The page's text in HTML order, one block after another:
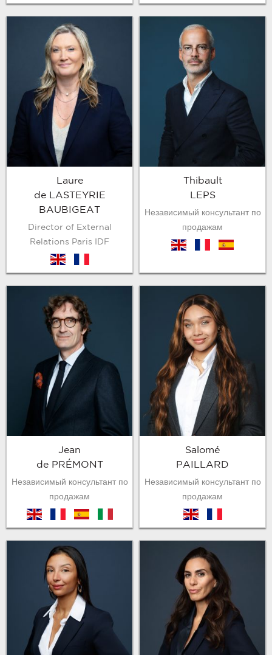
Laure
de LASTEYRIE
BAUBIGEAT
Director of External
Relations Paris IDF
en
Thibault
LEPS
Независимый консультант по
продажам
en es
Jean
de PRÉMONT
Независимый консультант по
продажам
en es
Salomé
PAILLARD
Независимый консультант по
продажам
en